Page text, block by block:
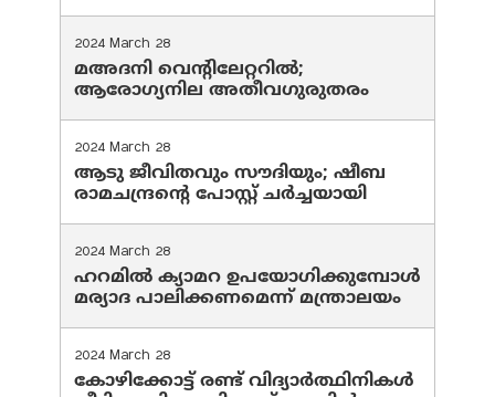
2024 March 28
മഅദനി വെന്റിലേറ്ററിൽ;
ആരോഗ്യനില അതീവഗുരുതരം
2024 March 28
ആടു ജീവിതവും സൗദിയും; ഷീബ
രാമചന്ദ്രന്റെ പോസ്റ്റ് ചര്‍ച്ചയായി
2024 March 28
ഹറമില്‍ ക്യാമറ ഉപയോഗിക്കുമ്പോള്‍
മര്യാദ പാലിക്കണമെന്ന് മന്ത്രാലയം
2024 March 28
കോഴിക്കോട്ട് രണ്ട് വിദ്യാർത്ഥിനികൾ